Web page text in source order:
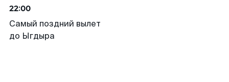
22:00
Самый поздний вылет
до Ыгдыра